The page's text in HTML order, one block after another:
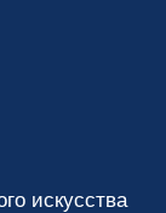
искусства